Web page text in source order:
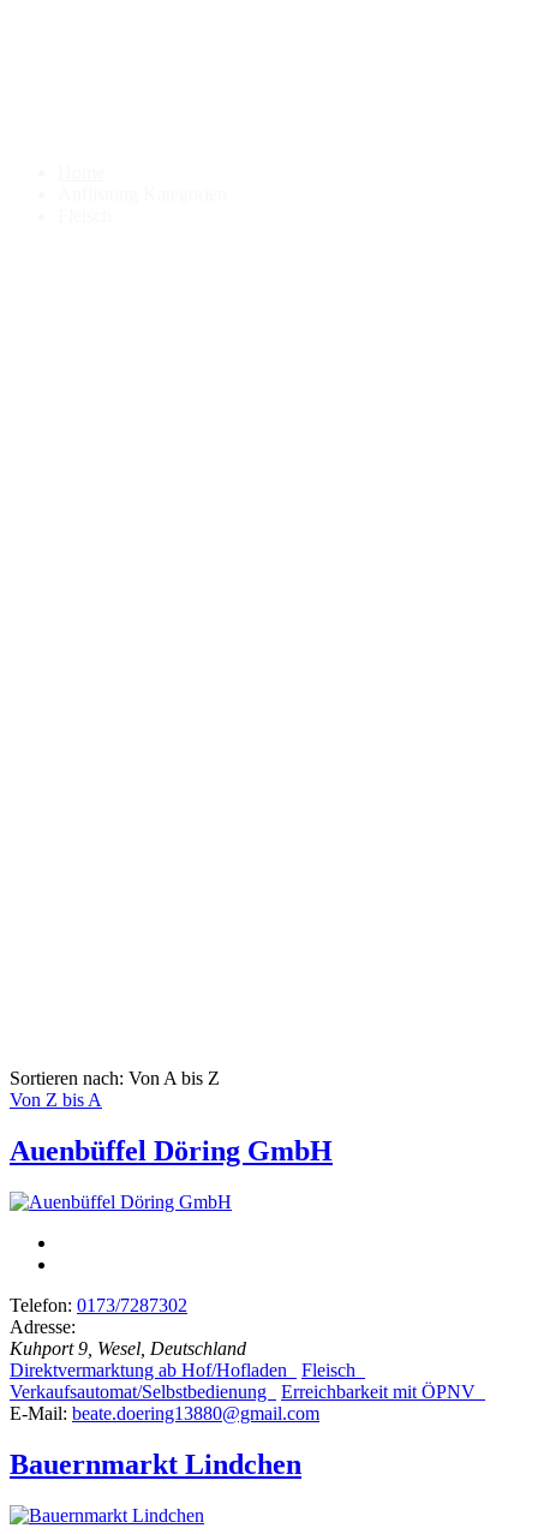
Sortieren nach: Von A bis Z
Von Z bis A
Auenbüffel Döring GmbH
Telefon: 0173/7287302
Adresse:
Kuhport 9, Wesel, Deutschland
Direktvermarktung ab Hof/Hofladen
Fleisch
Verkaufsautomat/Selbstbedienung
Erreichbarkeit mit ÖPNV
E-Mail: beate.doering13880@gmail.com
Bauernmarkt Lindchen